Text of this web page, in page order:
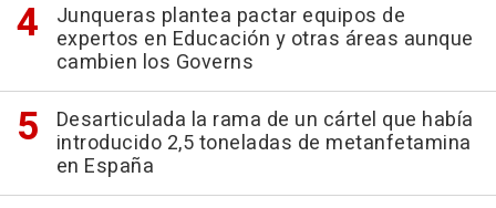
Junqueras plantea pactar equipos de
expertos en Educación y otras áreas aunque
cambien los Governs
Desarticulada la rama de un cártel que había
introducido 2,5 toneladas de metanfetamina
en España